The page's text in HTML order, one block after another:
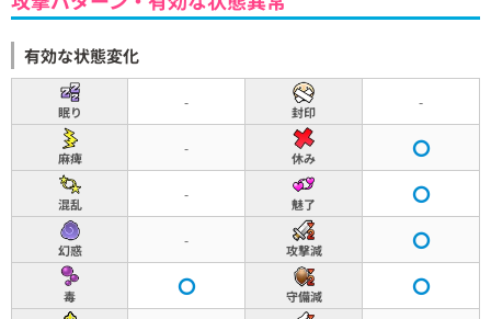
有効な状態変化
眠り
-
封印
-
麻痺
-
休み
混乱
-
魅了
幻惑
-
攻撃減
毒 守備減